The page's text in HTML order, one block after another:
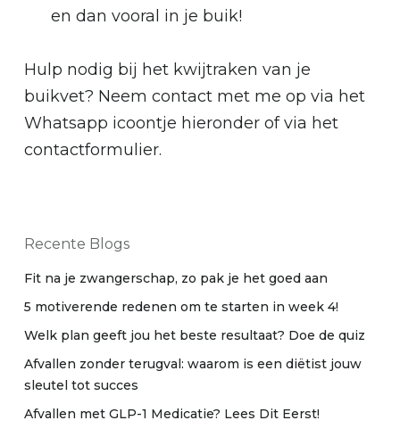
en dan vooral in je buik!
Hulp nodig bij het kwijtraken van je
buikvet? Neem contact met me op via het
Whatsapp icoontje hieronder of via het
contactformulier.
Recente Blogs
Fit na je zwangerschap, zo pak je het goed aan
5 motiverende redenen om te starten in week 4!
Welk plan geeft jou het beste resultaat? Doe de quiz
Afvallen zonder terugval: waarom is een diëtist jouw
sleutel tot succes
Afvallen met GLP-1 Medicatie? Lees Dit Eerst!